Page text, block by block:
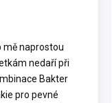
mě naprostou
nedaří při
Bakter
pro pevné